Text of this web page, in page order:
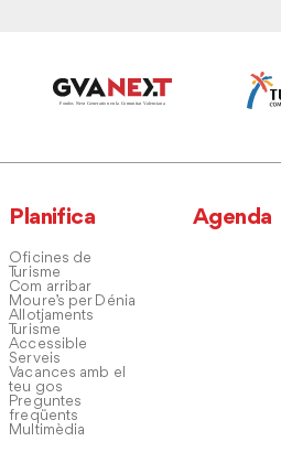
Planifica
Oficines de
Turisme
Com arribar
Moure’s per Dénia
Allotjaments
Turisme
Accessible
Serveis
Vacances amb el
teu gos
Preguntes
freqüents
Multimèdia
Agenda